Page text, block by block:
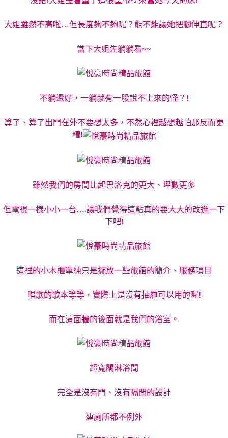
大姐雖然不高啦…但長度夠不夠呢？能不能讓她把腳伸直呢？
當下大姐先躺躺看~~
不躺還好，一躺就有一股說不上來的怪？!
算了、算了出門在外不要想太多，不然心裡越想越怕那反而更
糟!
雖然我們的房間比起巴洛克的更大、坪數更多
但電視一樣小小一台….讓我們覺得這點真的要大大的改進一下
下吧!
這裡的小木櫃單純只是擺放一些旅館的簡介、服務項目
唱歌的歌本等等，實際上是沒有抽屜可以用的喔!
而在這面牆的後面就是我們的浴室。
超寬闊淋浴間
完全是沒有門、沒有隔間的設計
連廁所都不例外